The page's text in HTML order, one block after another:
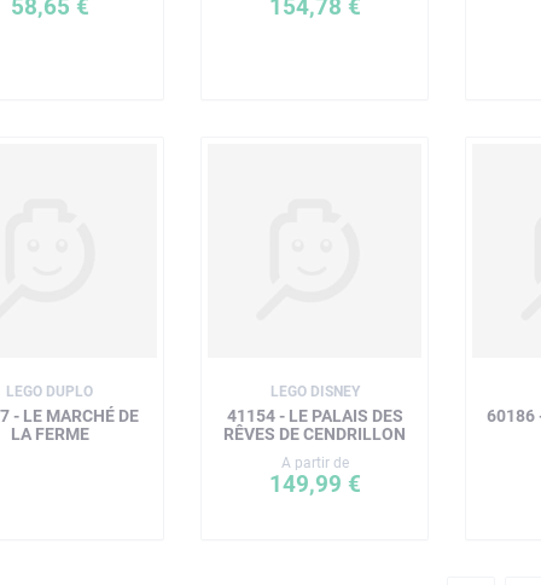
58,65 € 154,78 €
LEGO DUPLO
- LE MARCHÉ DE
LA FERME
LEGO DISNEY
41154 - LE PALAIS DES
RÊVES DE CENDRILLON
A partir de
149,99 €
60186